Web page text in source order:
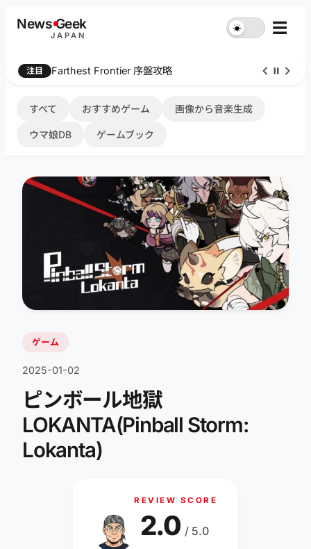
NewsGeek
JAPAN
☀︎ ☰
注目 Farthest Frontier 序盤攻略
すべて おすすめゲーム 画像から音楽生成
ウマ娘DB ゲームブック
ゲーム
2025-01-02
ピンボール地獄
LOKANTA(Pinball Storm:
Lokanta)
REVIEW SCORE
2.0 / 5.0